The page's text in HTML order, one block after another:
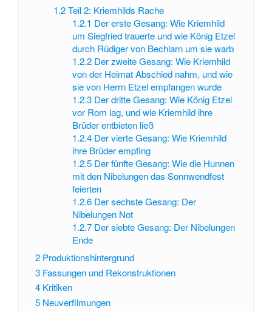
1.2 Teil 2: Kriemhilds Rache
1.2.1 Der erste Gesang: Wie Kriemhild
um Siegfried trauerte und wie König Etzel
durch Rüdiger von Bechlarn um sie warb
1.2.2 Der zweite Gesang: Wie Kriemhild
von der Heimat Abschied nahm, und wie
sie von Herrn Etzel empfangen wurde
1.2.3 Der dritte Gesang: Wie König Etzel
vor Rom lag, und wie Kriemhild ihre
Brüder entbieten ließ
1.2.4 Der vierte Gesang: Wie Kriemhild
ihre Brüder empfing
1.2.5 Der fünfte Gesang: Wie die Hunnen
mit den Nibelungen das Sonnwendfest
feierten
1.2.6 Der sechste Gesang: Der
Nibelungen Not
1.2.7 Der siebte Gesang: Der Nibelungen
Ende
2 Produktionshintergrund
3 Fassungen und Rekonstruktionen
4 Kritiken
5 Neuverfilmungen